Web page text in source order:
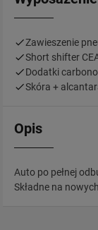
Zawieszenie
Short shifter
Dodatki
Skóra +
Opis
Auto po pełnej
Składne na